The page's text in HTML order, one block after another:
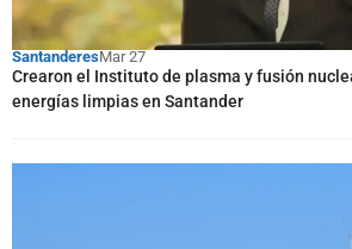
SantanderesMar 27
Crearon el Instituto de plasma y fusión
energías limpias en Santander